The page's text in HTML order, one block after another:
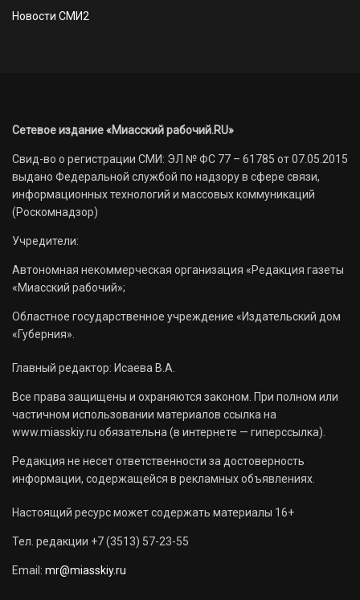
Новости СМИ2
Сетевое издание «Миасский рабочий.RU»
Свид-во о регистрации СМИ: ЭЛ № ФС 77 – 61785 от 07.05.2015
выдано Федеральной службой по надзору в сфере связи,
информационных технологий и массовых коммуникаций
(Роскомнадзор)
Учредители:
Автономная некоммерческая организация «Редакция газеты
«Миасский рабочий»;
Областное государственное учреждение «Издательский дом
«Губерния».
Главный редактор: Исаева В.А.
Все права защищены и охраняются законом. При полном или
частичном использовании материалов ссылка на
www.miasskiy.ru обязательна (в интернете — гиперссылка).
Редакция не несет ответственности за достоверность
информации, содержащейся в рекламных объявлениях.
Настоящий ресурс может содержать материалы 16+
Тел. редакции +7 (3513) 57-23-55
Email: mr@miasskiy.ru